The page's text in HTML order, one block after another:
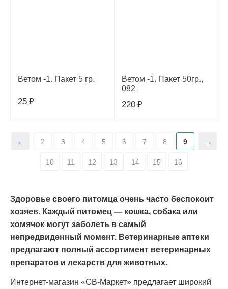
Здоровье своего питомца очень часто беспокоит
хозяев. Каждый питомец — кошка, собака или
хомячок могут заболеть в самый
непредвиденный момент. Ветеринарные аптеки
предлагают полный ассортимент ветеринарных
препаратов и лекарств для животных.
Интернет-магазин «СВ-Маркет» предлагает широкий
Ветом -1. Пакет 5 гр.
25 ₽
Ветом -1. Пакет 50гр.,
082
220 ₽
2 3 4 5 6 7 8 9
10 11 12 13 14 15 16